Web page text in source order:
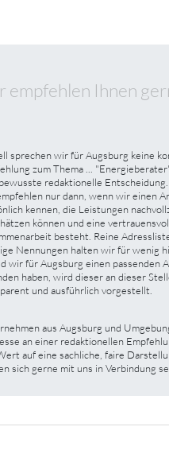
empfehlen Ihnen
sprechen wir für Augsburg keine
zum Thema ...
redaktionelle Entscheidung.
nur dann, wenn wir einen
kennen, die Leistungen
können und eine
besteht. Reine
Nennungen halten wir für wenig
wir für Augsburg einen passenden
haben, wird dieser an dieser
und ausführlich vorgestellt.
aus Augsburg und
an einer redaktionellen
auf eine sachliche, faire
sich gerne mit uns in Verbindung